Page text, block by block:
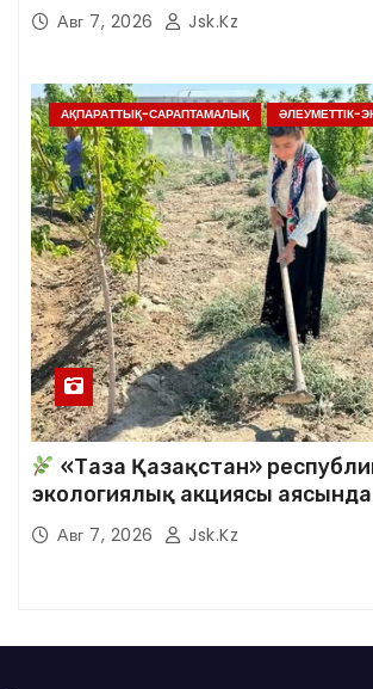
Авг 7, 2026 Jsk.kz
АҚПАРАТТЫҚ-САРАПТАМАЛЫҚ ӘЛЕУМЕТТІК-
«Таза Қазақстан»
экологиялық акциясы
аудандық кітапханасының
кезекті сенбілік жұмыстарына
Авг 7, 2026 Jsk.kz